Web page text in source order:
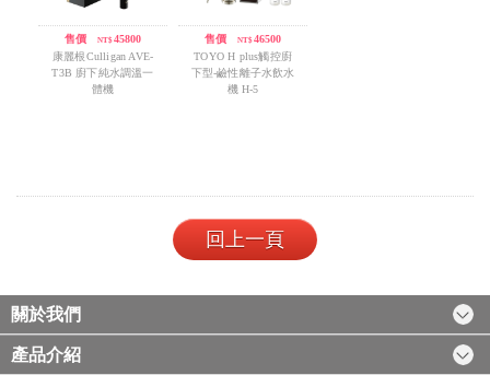
售價 /NT$45800
康麗根Culligan AVE-
T3B 廚下純水調溫一
體機
售價 /NT$46500
TOYO H plus觸控廚
下型-鹼性離子水飲水
機 H-5
回上一頁
關於我們
產品介紹